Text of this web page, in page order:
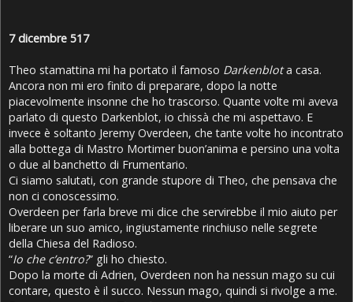
7 dicembre 517
Theo stamattina mi ha portato il famoso Darkenblota casa.
Ancora non mi ero finito di preparare, dopo la notte
piacevolmente insonne che ho trascorso. Quante volte mi aveva
parlato di questo Darkenblot, io chissà che mi aspettavo. E
invece è soltanto Jeremy Overdeen, che tante volte ho incontrato
alla bottega di Mastro Mortimer buon’anima e persino una volta
o due al banchetto di Frumentario.
Ci siamo salutati, con grande stupore di Theo, che pensava che
non ci conoscessimo.
Overdeen per farla breve mi dice che servirebbe il mio aiuto per
liberare un suo amico, ingiustamente rinchiuso nelle segrete
della Chiesa del Radioso.
“Io che c’entro?” gli ho chiesto.
Dopo la morte di Adrien, Overdeen non ha nessun mago su cui
contare, questo è il succo. Nessun mago, quindi si rivolge a me.